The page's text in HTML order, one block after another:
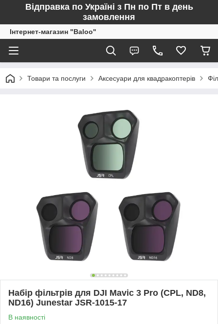
Відправка по Україні з Пн по Пт в день
замовлення
Інтернет-магазин "Baloo"
Товари та послуги Аксесуари для квадракоптерів
Набір фільтрів для DJI Mavic 3 Pro (CPL, ND8,
ND16) Junestar JSR-1015-17
В наявності